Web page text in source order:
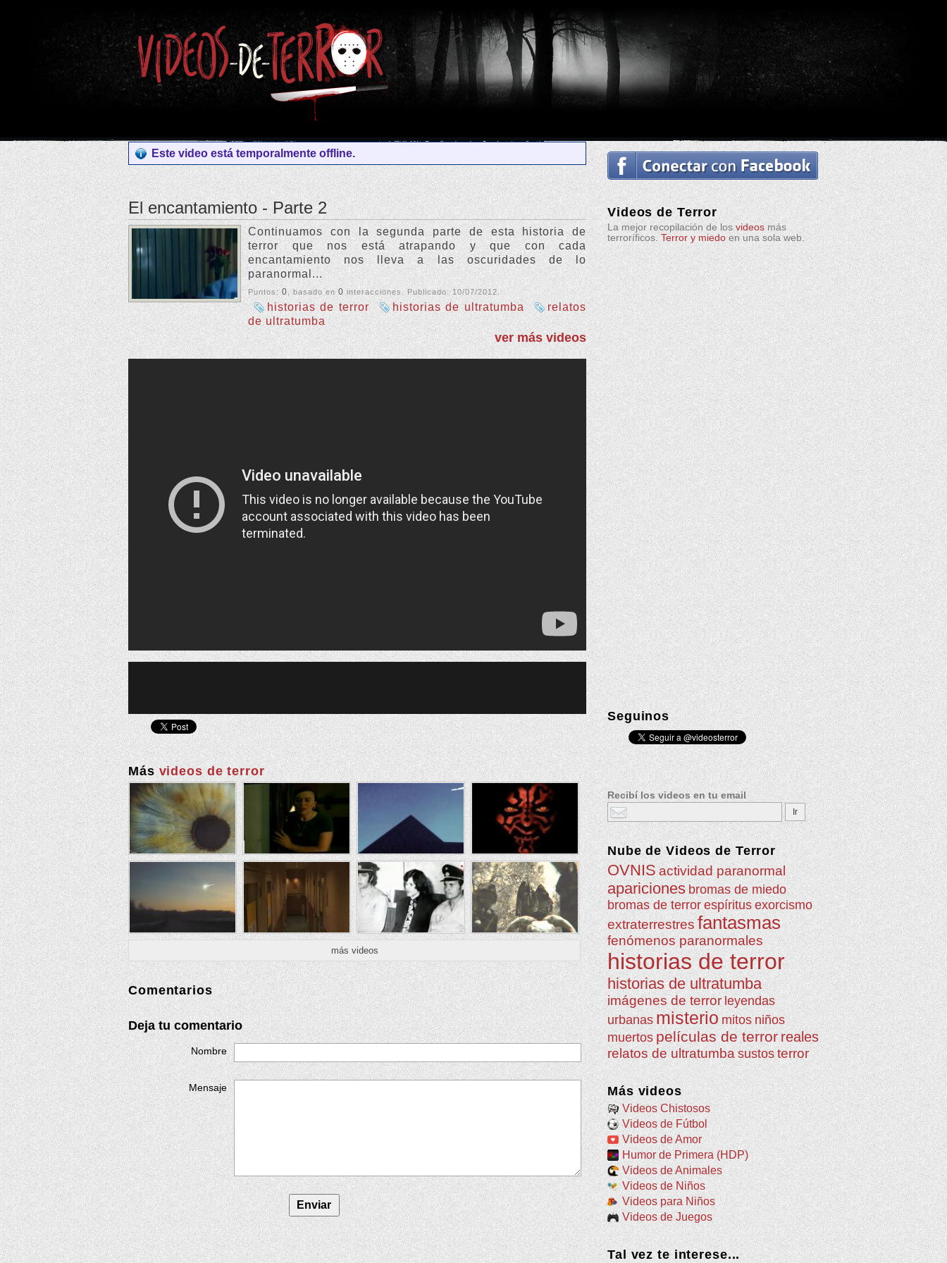
Videos de Terror
La mejor recopilación de losvideosmás
terroríficos.Terror y miedoen una sola web.
Este video está temporalmente offline.
El encantamiento - Parte 2
Continuamos con la segunda parte de esta historia de
terror que nos está atrapando y que con cada
encantamiento nos lleva a las oscuridades de lo
paranormal...
Puntos:0, basado en0interacciones. Publicado:10/07/2012.
historias de terror historias de ultratumba
relatos
de ultratumba
ver más videos
Másvideos de terror
más videos
Comentarios
Deja tu comentario
Nombre
Mensaje
Seguinos
Recibí los videos en tu email
Nube deVideos de Terror
OVNISactividad paranormal
apariciones bromas de miedo
bromas de terror espíritus exorcismo
extraterrestresfantasmas
fenómenos paranormales
historias de terror
historias de ultratumba
imágenes de terror leyendas
urbanas misterio mitos niños
muertos películas de terrorreales
relatos de ultratumba sustos terror
Más videos
Videos Chistosos
Videos de Fútbol
Videos de Amor
Humor de Primera (HDP)
Videos de Animales
Videos de Niños
Videos para Niños
Videos de Juegos
Tal vez te interese...